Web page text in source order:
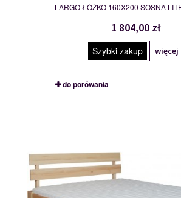
LARGO ŁÓŻKO 160X200 SOSNA
1 804,00 zł
Szybki zakup więcej
do porówania